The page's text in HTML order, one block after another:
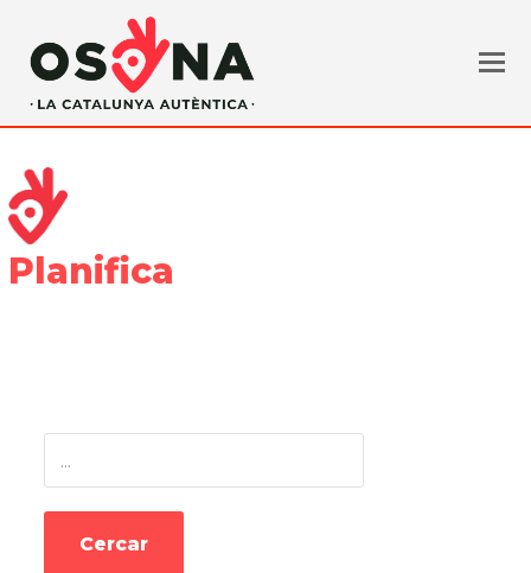
Planifica